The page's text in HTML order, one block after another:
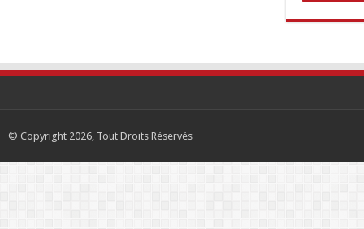
© Copyright 2026, Tout Droits Réservés